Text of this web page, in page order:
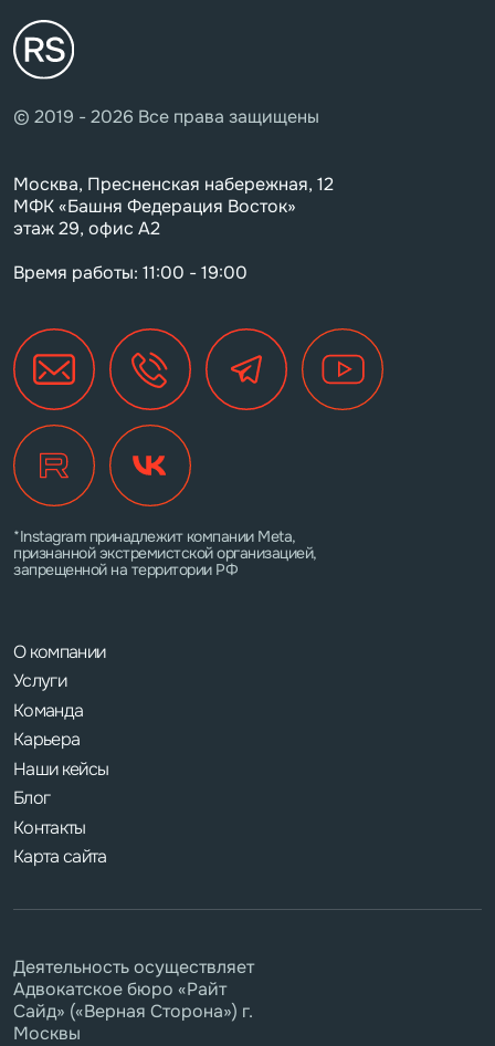
© 2019 - 2026 Все права защищены
Москва, Пресненская набережная, 12
МФК «Башня Федерация Восток»
этаж 29, офис А2
Время работы: 11:00 - 19:00
О компании
Услуги
Команда
Карьера
Наши кейсы
Блог
Контакты
Карта сайта
*Instagram принадлежит компании Meta,
признанной экстремистской организацией,
запрещенной на территории РФ
Деятельность осуществляет
Адвокатское бюро «Райт
Сайд» («Верная Сторона») г.
Москвы